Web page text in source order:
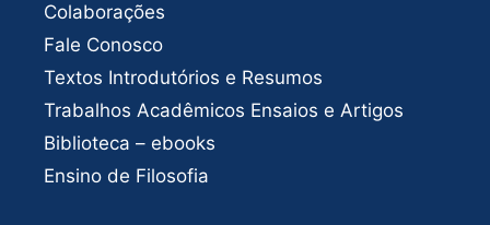
Colaborações
Fale Conosco
Textos Introdutórios e Resumos
Trabalhos Acadêmicos Ensaios e Artigos
Biblioteca – ebooks
Ensino de Filosofia